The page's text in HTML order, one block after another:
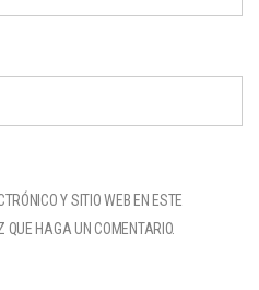
Y SITIO WEB EN ESTE
HAGA UN COMENTARIO.